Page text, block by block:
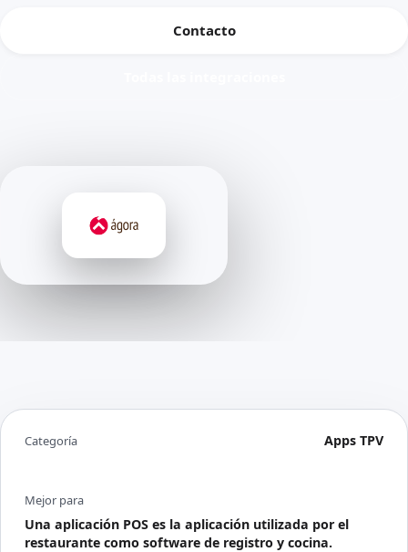
Contacto
Categoría Apps TPV
Mejor para
Una aplicación POS es la aplicación utilizada por el
restaurante como software de registro y cocina.